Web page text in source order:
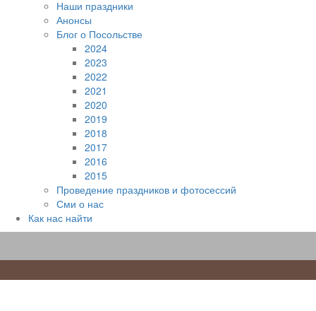
Наши праздники
Анонсы
Блог о Посольстве
2024
2023
2022
2021
2020
2019
2018
2017
2016
2015
Проведение праздников и фотосессий
Сми о нас
Как нас найти